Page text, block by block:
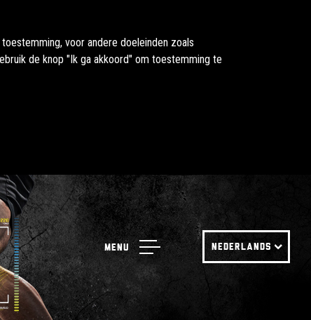
voor andere doeleinden zoals
de knop "Ik ga akkoord" om toestemming te
NEDERLANDS
Menu